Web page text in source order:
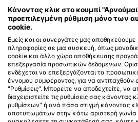
Κέντρα κατάδυσης που
αυτό το σημείο κατάδυσης
Drop Dive Maldives
BODU MAGU, 09020 AA. Rasdhoo,
ΜΑΛΔΙΒΕΣ
Κάνοντας κλικ στο κουμπί
προεπιλεγμένη ρύθμιση μόνο των
cookie.
Εμείς και οι συνεργάτες μας
πληροφορίες σε μια συσκευή, όπως
cookie και άλλο χώρο αποθήκευσης
επεξεργασία προσωπικών δεδομένων.
ενδέχεται να επεξεργάζονται τα
έννομου συμφέροντος, για να αντιταχθούν
"Ρυθμίσεις". Μπορείτε να αποδεχτείτε, να
διαχειριστείτε τις ρυθμίσεις σας κάνοντας
ρυθμίσεων" ή ανά πάσα στιγμή κάνοντας
αποτυπωμάτων στην κάτω αριστερή γωνία